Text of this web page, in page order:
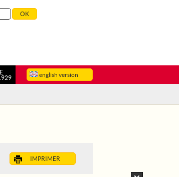
english version
IMPRIMER